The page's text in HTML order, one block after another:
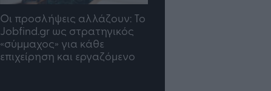
TP Greece: Πώς
διαμορφώνεται το μέλλον
του Insurance στην εποχή
του AI